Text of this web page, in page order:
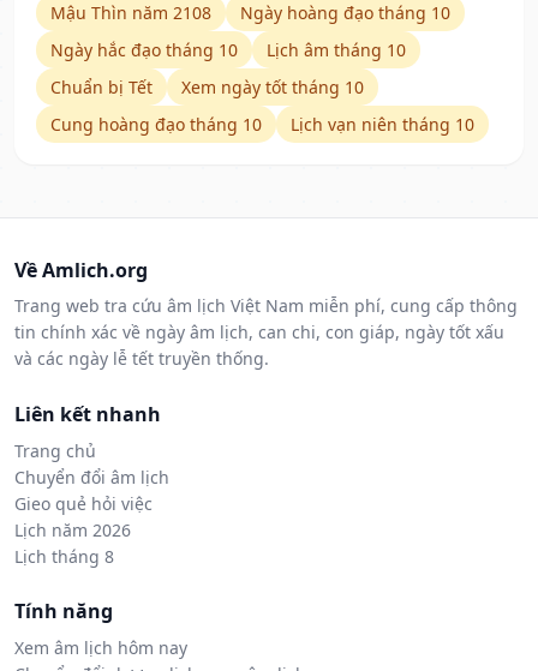
Mậu Thìn năm 2108
Ngày hoàng đạo tháng 10
Ngày hắc đạo tháng 10
Lịch âm tháng 10
Chuẩn bị Tết
Xem ngày tốt tháng 10
Cung hoàng đạo tháng 10
Lịch vạn niên tháng 10
Về Amlich.org
Trang web tra cứu âm lịch Việt Nam miễn phí, cung cấp thông
tin chính xác về ngày âm lịch, can chi, con giáp, ngày tốt xấu
và các ngày lễ tết truyền thống.
Liên kết nhanh
Trang chủ
Chuyển đổi âm lịch
Gieo quẻ hỏi việc
Lịch năm 2026
Lịch tháng 8
Tính năng
Xem âm lịch hôm nay